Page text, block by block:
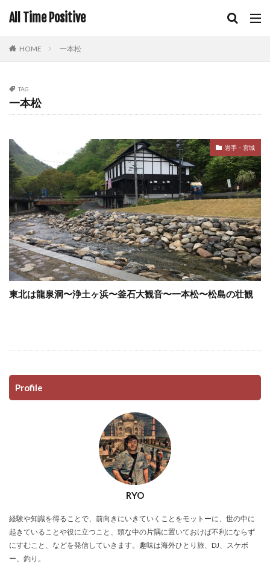
All Time Positive
HOME 一本松
TAG
一本松
岩手・宮城
東北は龍泉洞〜浄土ヶ浜〜釜石大観音〜一本松〜松島の壮観
Profile
RYO
経験や知識を得ることで、前向きにいきていくことをモットーに、世の中に
起きていることや役に立つこと、頭な中の片隅に置いておけば不利にならず
にすむこと、などを発信していきます。趣味は海外ひとり旅、DJ、スケボ
ー、釣り。